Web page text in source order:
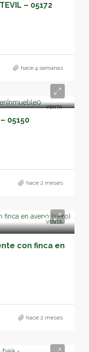
– 05172
hace 4 semanas
VENTA
05150
hace 2 meses
VENTA
con finca en
hace 2 meses